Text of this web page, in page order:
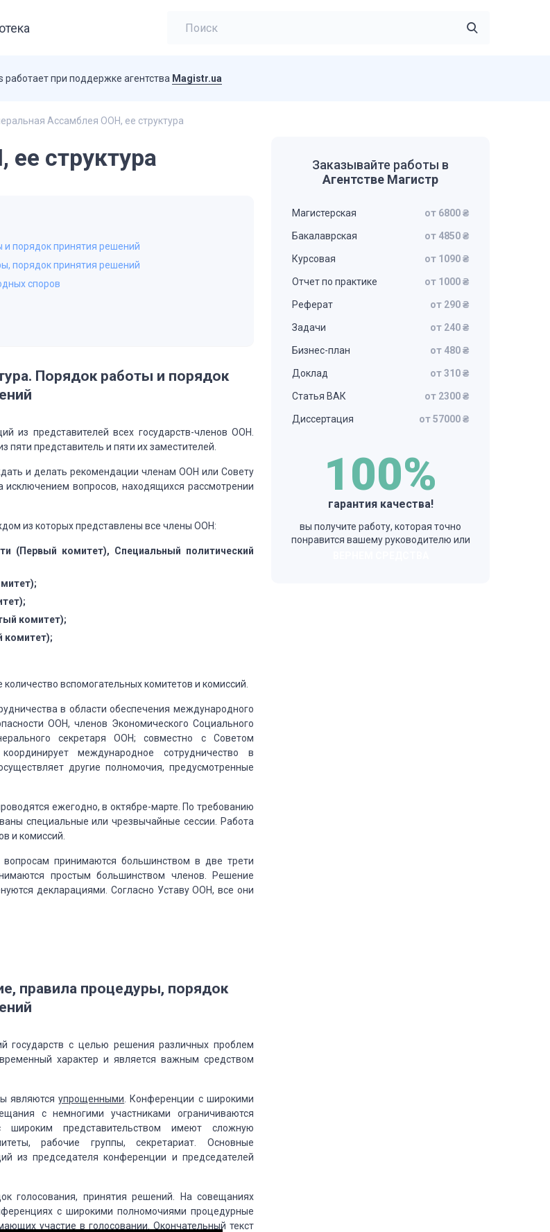
работает при поддержке агентства Magistr.ua
Ассамблея ООН, ее структура
структура
и порядок принятия решений
порядок принятия решений
споров
Порядок работы и порядок
из представителей всех государств-членов ООН.
пяти представитель и пяти их заместителей.
и делать рекомендации членам ООН или Совету
вопросов, находящихся рассмотрении
из которых представлены все члены ООН:
(Первый комитет), Специальный политический
комитет);
вспомогательных комитетов и комиссий.
в области обеспечения международного
ООН, членов Экономического Социального
секретаря ООН; совместно с Советом
международное сотрудничество в
другие полномочия, предусмотренные
ежегодно, в октябре-марте. По требованию
специальные или чрезвычайные сессии. Работа
и комиссий.
принимаются большинством в две трети
простым большинством членов.
Решение
декларациями. Согласно Уставу ООН, все они
правила процедуры, порядок
государств с целью решения различных проблем
характер и является важным средством
являютсяупрощенными
Конференции с широкими
с немногими участниками ограничиваются
представительством имеют сложную
рабочие группы, секретариат. Основные
из председателя конференции и председателей
голосования, принятия решений. На совещаниях
с широкими полномочиями процедурные
участие в голосовании. Окончательный текст
Заказывайте работы в
Агентстве Магистр
Магистерская от 6800 ₴
Бакалаврская от 4850 ₴
Курсовая от 1090 ₴
Отчет по практике от 1000 ₴
Реферат от 290 ₴
Задачи от 240 ₴
Бизнес-план от 480 ₴
Доклад от 310 ₴
Статья ВАК от 2300 ₴
Диссертация от 57000 ₴
100%
гарантия качества!
вы получите работу, которая точно
понравится вашему руководителю или